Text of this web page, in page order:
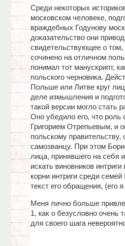
Среди некоторых
московском человеке,
враждебных Годунову
доказательство они
свидетельствующее о том,
сочинено на отличном
понимал тот манускрипт,
польского черновика.
Польше или Литве круг
деле измышления и
такой версии могло стать
Оно убедило его, что роль
Григорием Отрепьевым, и
польскому правительству,
самозванцу. При этом
лица, принявшего на себя
искать виновников
корни интриги среди семей
текст его обращения, (его
Меня лично больше
1, как о безусловно
для своего шага